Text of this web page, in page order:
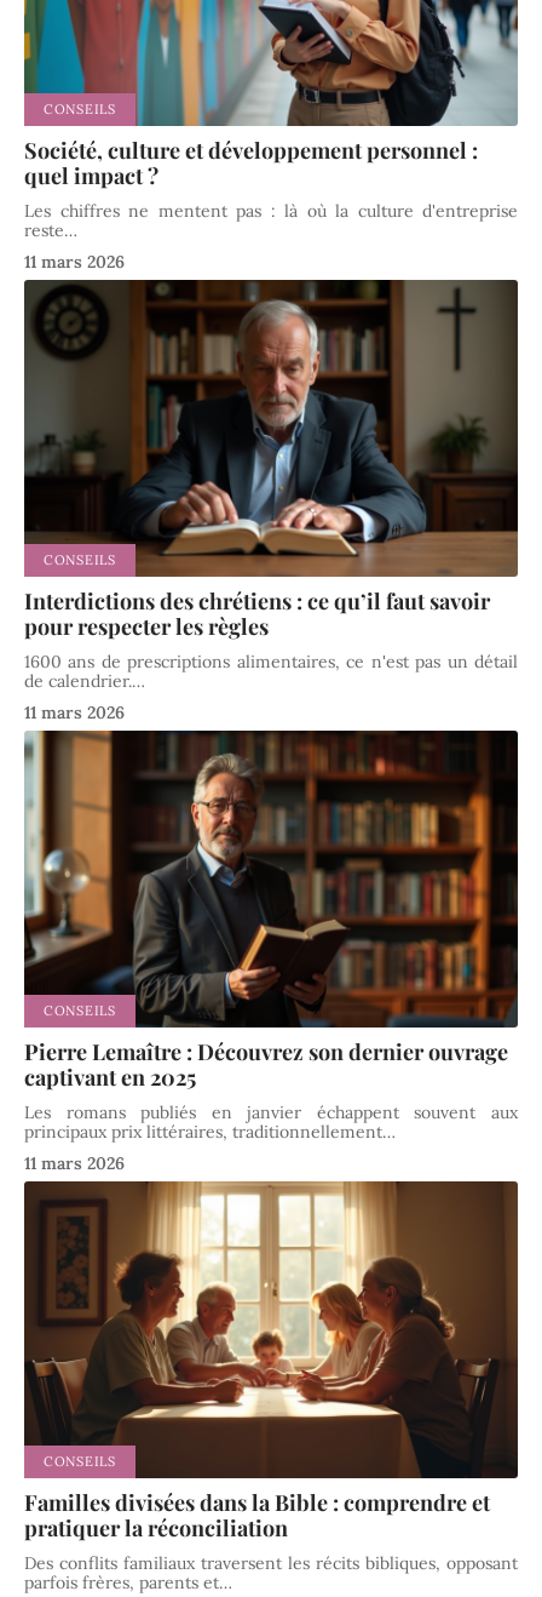
CONSEILS
Société, culture et développement personnel :
quel impact ?
Les chiffres ne mentent pas : là où la culture d'entreprise
reste…
11 mars 2026
CONSEILS
Interdictions des chrétiens : ce qu’il faut savoir
pour respecter les règles
1600 ans de prescriptions alimentaires, ce n'est pas un détail
de calendrier.…
11 mars 2026
CONSEILS
Pierre Lemaître : Découvrez son dernier ouvrage
captivant en 2025
Les romans publiés en janvier échappent souvent aux
principaux prix littéraires, traditionnellement…
11 mars 2026
CONSEILS
Familles divisées dans la Bible : comprendre et
pratiquer la réconciliation
Des conflits familiaux traversent les récits bibliques, opposant
parfois frères, parents et…